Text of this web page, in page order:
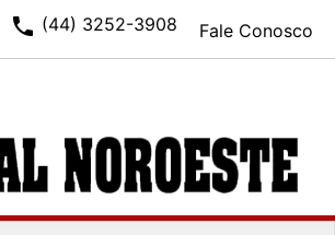
Fale Conosco
phone (44) 3252-3908